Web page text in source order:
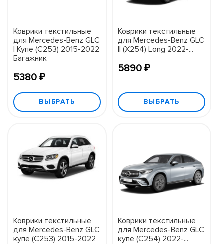
Коврики текстильные
для Mercedes-Benz GLC
I Купе (C253) 2015-2022
Багажник
5380 ₽
ВЫБРАТЬ
Коврики текстильные
для Mercedes-Benz GLC
II (X254) Long 2022-...
5890 ₽
ВЫБРАТЬ
Коврики текстильные
для Mercedes-Benz GLC
купе (C253) 2015-2022
Коврики текстильные
для Mercedes-Benz GLC
купе (C254) 2022-...